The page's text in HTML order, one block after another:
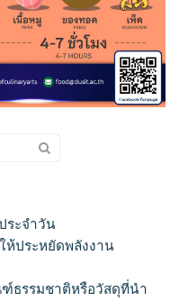
รเรือน
ระจำวัน
ห้ประหยัดพลังงาน
ธรรมชาติหรือวัสดุที่นำ